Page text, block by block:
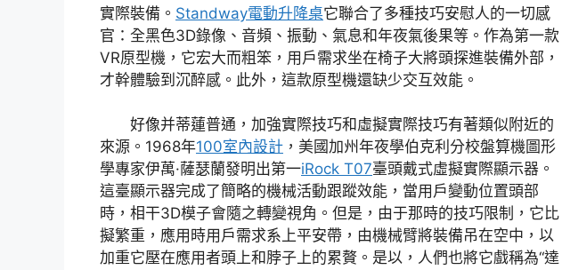
實際裝備。 Standway電動升降桌它聯合了多種技巧安慰人的一切感
官：全黑色3D錄像、音頻、振動、氣息和年夜氣後果等。作為第一款
VR原型機，它宏大而粗笨，用戶需求坐在椅子大將頭探進裝備外部，
才幹體驗到沉醉感。此外，這款原型機還缺少交互效能。
好像并蒂蓮普通，加強實際技巧和虛擬實際技巧有著類似附近的
來源。1968年100室內設計 ，美國加州年夜學伯克利分校盤算機圖形
學專家伊萬·薩瑟蘭發明出第一iRock T07臺頭戴式虛擬實際顯示器。
這臺顯示器完成了簡略的機械活動跟蹤效能，當用戶變動位置頭部
時，相干3D模子會隨之轉變視角。但是，由于那時的技巧限制，它比
擬繁重，應用時用戶需求系上平安帶，由機械臂將裝備吊在空中，以
加重它壓在應用者頭上和脖子上的累贅。是以，人們也將它戲稱為“達